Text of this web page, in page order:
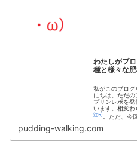
わたしがブ
種と様々な肥
私がこのブログ
にちは。ただの
プリンレポを発
います。相変
注5) 。ただ、今
pudding-walking.com